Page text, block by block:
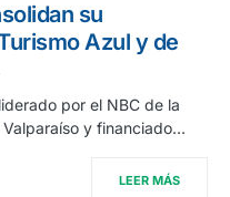
su
Azul y de
por el NBC de la
y financiado…
LEER MÁS